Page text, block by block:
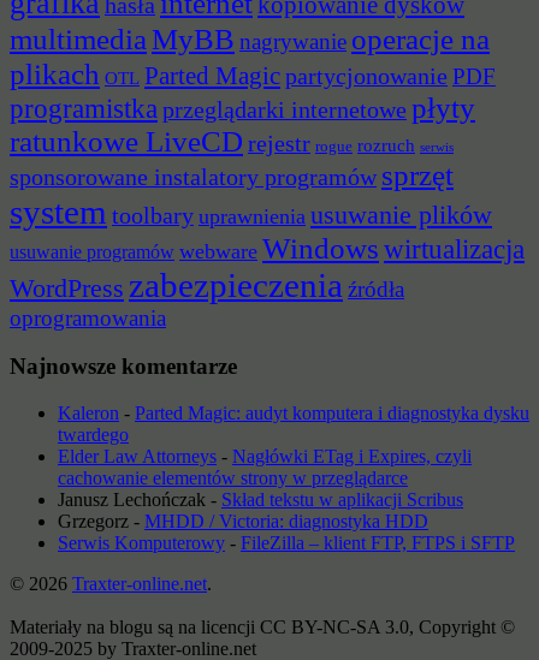
multimediaMyBB nagrywanie operacje na
plikach OTL Parted Magicpartycjonowanie PDF
programistka przeglądarki internetowe płyty
ratunkowe LiveCD rejestr rogue rozruch serwis
sponsorowane instalatory programów sprzęt
system toolbary uprawnienia usuwanie plików
usuwanie programów webware Windowswirtualizacja
WordPress zabezpieczenia źródła
oprogramowania
Najnowsze komentarze
Kaleron - Parted Magic: audyt komputera i diagnostyka dysku
twardego
Elder Law Attorneys - Nagłówki ETag i Expires, czyli
cachowanie elementów strony w przeglądarce
Janusz Lechończak - Skład tekstu w aplikacji Scribus
Grzegorz - MHDD / Victoria: diagnostyka HDD
Serwis Komputerowy - FileZilla – klient FTP, FTPS i SFTP
© 2026 Traxter-online.net.
Materiały na blogu są na licencji CC BY-NC-SA 3.0, Copyright ©
2009-2025 by Traxter-online.net